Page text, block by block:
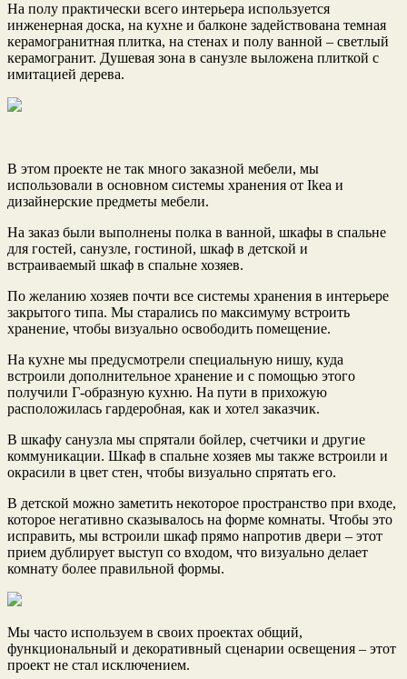
На полу практически всего интерьера используется
инженерная доска, на кухне и балконе задействована темная
керамогранитная плитка, на стенах и полу ванной – светлый
керамогранит. Душевая зона в санузле выложена плиткой с
имитацией дерева.
В этом проекте не так много заказной мебели, мы
использовали в основном системы хранения от Ikea и
дизайнерские предметы мебели.
На заказ были выполнены полка в ванной, шкафы в спальне
для гостей, санузле, гостиной, шкаф в детской и
встраиваемый шкаф в спальне хозяев.
По желанию хозяев почти все системы хранения в интерьере
закрытого типа. Мы старались по максимуму встроить
хранение, чтобы визуально освободить помещение.
На кухне мы предусмотрели специальную нишу, куда
встроили дополнительное хранение и с помощью этого
получили Г-образную кухню. На пути в прихожую
расположилась гардеробная, как и хотел заказчик.
В шкафу санузла мы спрятали бойлер, счетчики и другие
коммуникации. Шкаф в спальне хозяев мы также встроили и
окрасили в цвет стен, чтобы визуально спрятать его.
В детской можно заметить некоторое пространство при входе,
которое негативно сказывалось на форме комнаты. Чтобы это
исправить, мы встроили шкаф прямо напротив двери – этот
прием дублирует выступ со входом, что визуально делает
комнату более правильной формы.
Мы часто используем в своих проектах общий,
функциональный и декоративный сценарии освещения – этот
проект не стал исключением.